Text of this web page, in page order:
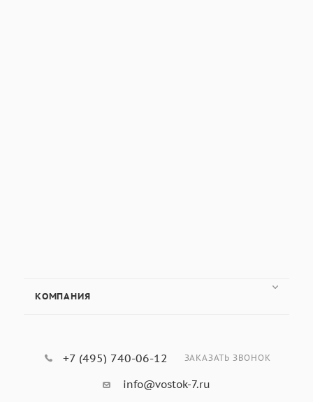
КОМПАНИЯ
+7 (495) 740-06-12 ЗАКАЗАТЬ ЗВОНОК
info@vostok-7.ru